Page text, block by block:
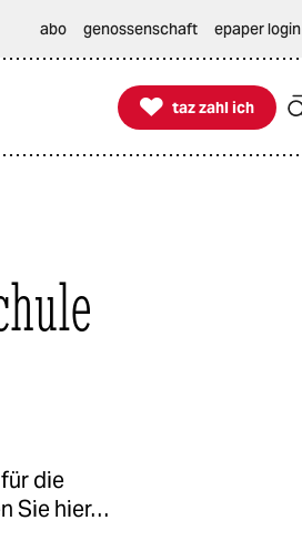
abo genossenschaft epaper login

taz zahl ich
taz zahl ich
die
Sie hier…